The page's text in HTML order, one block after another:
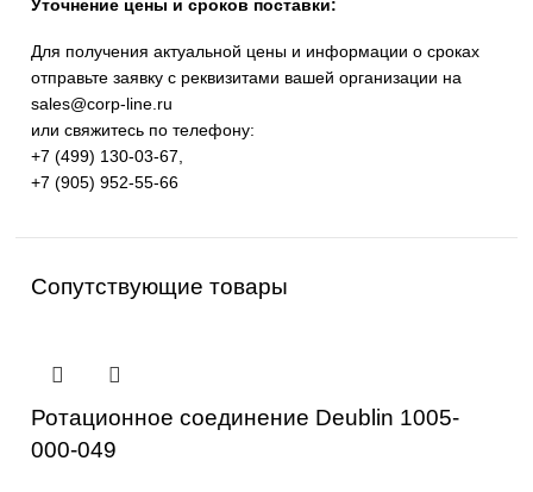
высокоскоростные модели для шпинделей, решения
Применение: металлообработка, станки ЧПУ,
текстильная и металлургическая промышленность.
Поставка под заказ: подбор по серии, артикулу и
техническим параметрам.
Уточнение цены и сроков поставки:
Для получения актуальной цены и информации о
или свяжитесь по телефону:
+7 (499) 130-03-67,
+7 (905) 952-55-66